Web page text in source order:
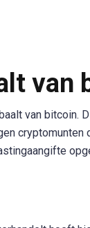
van
van bitcoin.